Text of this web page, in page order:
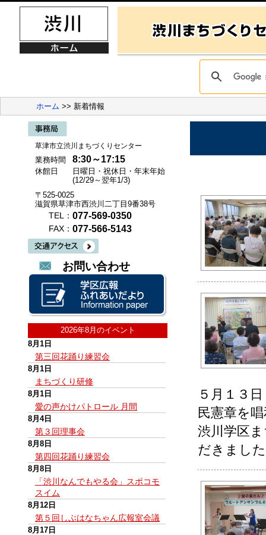
ホーム >> 新着情報
草津市立渋川まちづくりセンター
業務時間 8:30～17:15
休館日
日曜日・祝休日・年末年始
(12/29～翌年1/3)
〒525-0025
滋賀県草津市西渋川二丁目9番38号
TEL： 077-569-0350
FAX： 077-566-5143
お問い合わせ
2026年8月のイベント
8月1日
第三回花踊り練習会
8月1日
まちづくり研修
8月1日
愛の声かけパトロール 月間
8月4日
第３回理事会
8月8日
第四回花踊り練習会
8月8日
「渋川なんでもやる会」スポコモ
スイム
8月12日
第５回しぶはなちゃん広報室会議
8月17日
５月１３
民憲章を
渋川学区
だきまし